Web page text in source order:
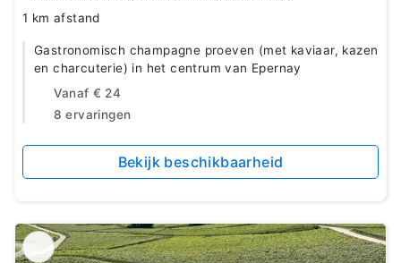
1 km afstand
Gastronomisch champagne proeven (met kaviaar, kazen
en charcuterie) in het centrum van Epernay
Vanaf € 24
8 ervaringen
Bekijk beschikbaarheid